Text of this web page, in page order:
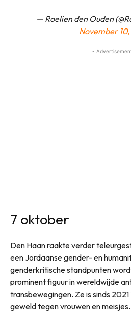
— Roelien den Ouden
November
-
7 oktober
Den Haan raakte verder
een Jordaanse gender- en
genderkritische standpunten
prominent figuur in wereldwijde
transbewegingen. Ze is sinds
geweld tegen vrouwen en meisjes.